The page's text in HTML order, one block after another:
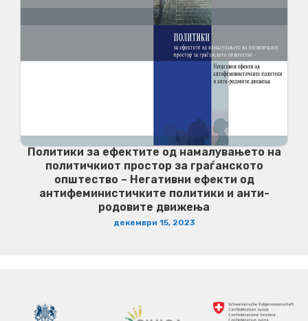
Политики за ефектите од намалувањето на
политичкиот простор за граѓанското
општество – Негативни ефекти од
антифеминистичките политики и анти-
родовите движења
декември 15, 2023